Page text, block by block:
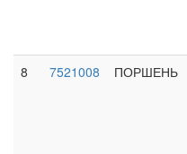
8 7521008
ПОРШЕНЬ